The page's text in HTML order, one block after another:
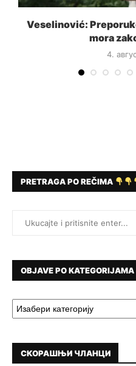
Veselinović:
mora
4.
PRETRAGA PO REČIMA
OBJAVE PO KATEGORIJAMA
СКОРАШЊИ ЧЛАНЦИ